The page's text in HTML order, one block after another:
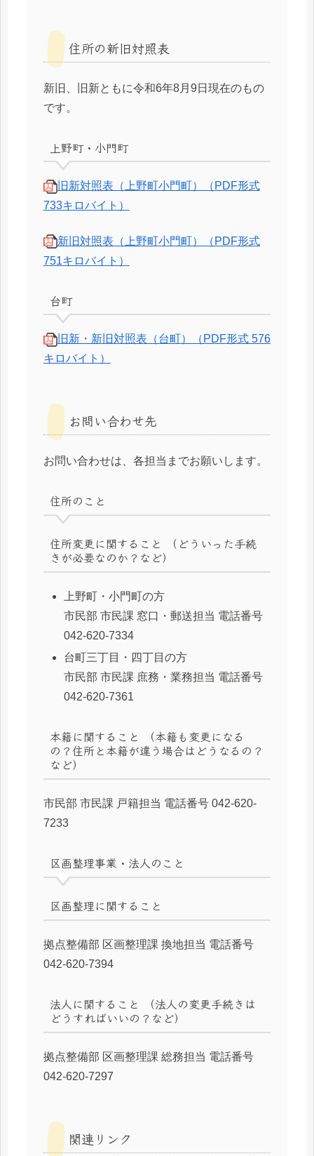
住所の新旧対照表
新旧、旧新ともに令和6年8月9日現在のもの
です。
上野町・小門町
旧新対照表（上野町小門町）（PDF形式
733キロバイト）
新旧対照表（上野町小門町）（PDF形式
751キロバイト）
台町
旧新・新旧対照表（台町）（PDF形式 576
キロバイト）
お問い合わせ先
お問い合わせは、各担当までお願いします。
住所のこと
住所変更に関すること （どういった手続
きが必要なのか？など）
上野町・小門町の方
市民部 市民課 窓口・郵送担当 電話番号
042-620-7334
台町三丁目・四丁目の方
市民部 市民課 庶務・業務担当 電話番号
042-620-7361
本籍に関すること （本籍も変更になる
の？住所と本籍が違う場合はどうなるの？
など）
市民部 市民課 戸籍担当 電話番号 042-620-
7233
区画整理事業・法人のこと
区画整理に関すること
拠点整備部 区画整理課 換地担当 電話番号
042-620-7394
法人に関すること （法人の変更手続きは
どうすればいいの？など）
拠点整備部 区画整理課 総務担当 電話番号
042-620-7297
関連リンク